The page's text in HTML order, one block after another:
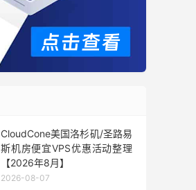
CloudCone美国洛杉矶/圣路易
斯机房便宜VPS优惠活动整理
【2026年8月】
2026-08-07